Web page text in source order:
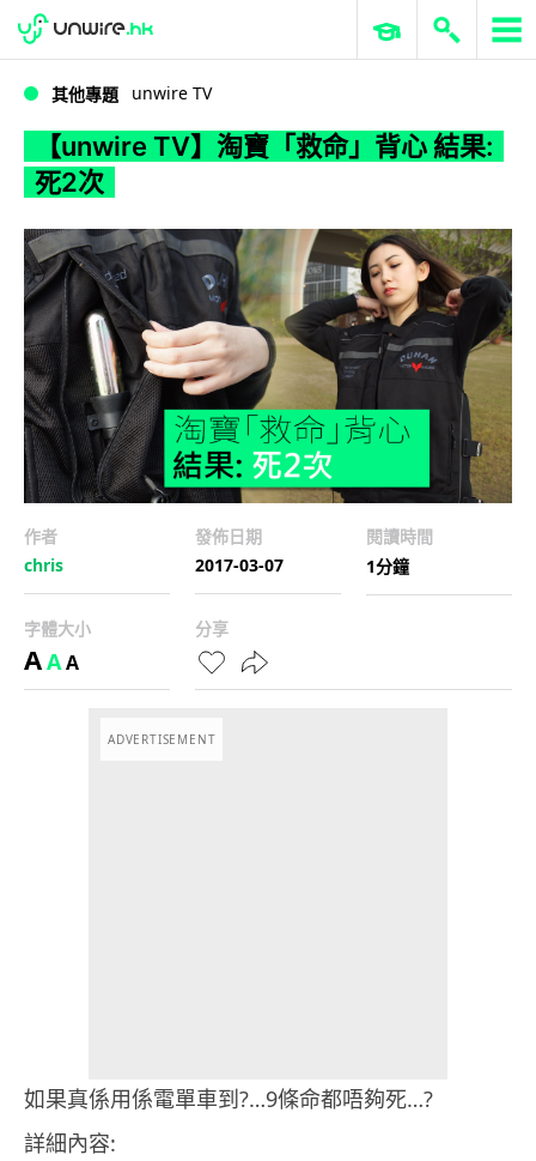
WWDC 2026 ERP 與商業 AI
其他專題 unwire TV
【unwire TV】淘寶「救命」背心 結果:
死2次
作者
chris
發佈日期
2017-03-07
閱讀時間
1分鐘
字體大小
AAA
分享
ADVERTISEMENT
如果真係用係電單車到?…9條命都唔夠死…?
詳細內容: